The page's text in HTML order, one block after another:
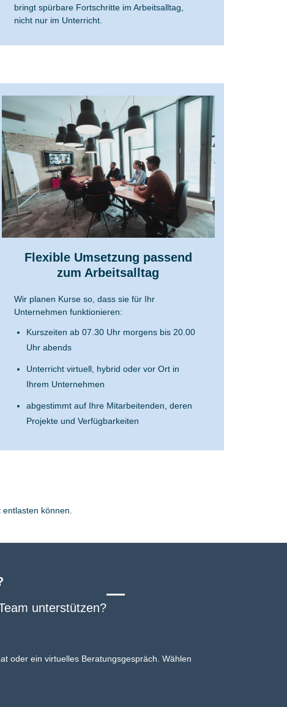
bringt spürbare Fortschritte im Arbeitsalltag,
nicht nur im Unterricht.
Flexible Umsetzung passend
zum Arbeitsalltag
Wir planen Kurse so, dass sie für Ihr
Unternehmen funktionieren:
Kurszeiten ab 07.30 Uhr morgens bis 20.00
Uhr abends
Unterricht virtuell, hybrid oder vor Ort in
Ihrem Unternehmen
abgestimmt auf Ihre Mitarbeitenden, deren
Projekte und Verfügbarkeiten
können.
unterstützen?
oder ein virtuelles Beratungsgespräch. Wählen